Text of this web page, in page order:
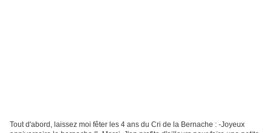
Tout d'abord, laissez moi fêter les 4 ans du Cri de la Bernache : -Joyeux